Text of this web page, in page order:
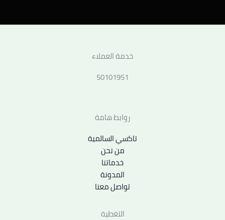
خدمة العملاء
50101951
روابط هامة
تاكسي السالمية
من نحن
خدماتنا
المدونة
تواصل معنا
التغطية